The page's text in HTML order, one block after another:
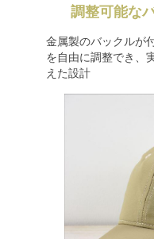
調整可能な
金属製のバックルが
を自由に調整でき、
えた設計